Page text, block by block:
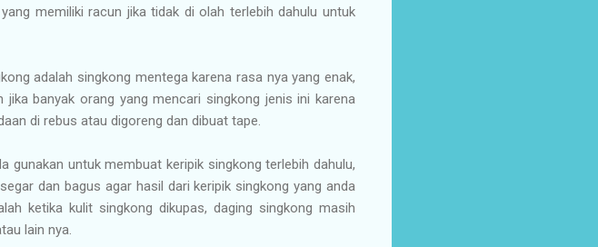
memiliki racun jika tidak di olah terlebih dahulu untuk
adalah singkong mentega karena rasa nya yang enak,
banyak orang yang mencari singkong jenis ini karena
di rebus atau digoreng dan dibuat tape.
gunakan untuk membuat keripik singkong terlebih dahulu,
dan bagus agar hasil dari keripik singkong yang anda
ketika kulit singkong dikupas, daging singkong masih
lain nya.